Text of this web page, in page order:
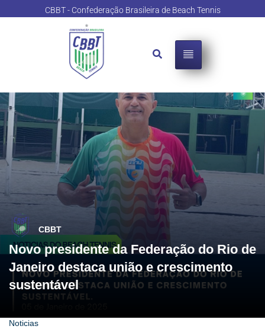
CBBT - Confederação Brasileira de Beach Tennis
CBBT
Novo presidente da Federação do Rio de
Janeiro destaca união e crescimento
sustentável
Noticias